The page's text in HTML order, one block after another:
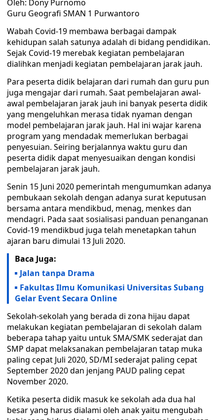
Oleh: Dony Purnomo
Guru Geografi SMAN 1 Purwantoro
Wabah Covid-19 membawa berbagai dampak
kehidupan salah satunya adalah di bidang pendidikan.
Sejak Covid-19 merebak kegiatan pembelajaran
dialihkan menjadi kegiatan pembelajaran jarak jauh.
Para peserta didik belajaran dari rumah dan guru pun
juga mengajar dari rumah. Saat pembelajaran awal-
awal pembelajaran jarak jauh ini banyak peserta didik
yang mengeluhkan merasa tidak nyaman dengan
model pembelajaran jarak jauh. Hal ini wajar karena
program yang mendadak memerlukan berbagai
penyesuian. Seiring berjalannya waktu guru dan
peserta didik dapat menyesuaikan dengan kondisi
pembelajaran jarak jauh.
Senin 15 Juni 2020 pemerintah mengumumkan adanya
pembukaan sekolah dengan adanya surat keputusan
bersama antara mendikbud, menag, menkes dan
mendagri. Pada saat sosialisasi panduan penanganan
Covid-19 mendikbud juga telah menetapkan tahun
ajaran baru dimulai 13 Juli 2020.
Baca Juga:
Jalan tanpa Drama
Fakultas Ilmu Komunikasi Universitas Subang
Gelar Event Secara Online
Sekolah-sekolah yang berada di zona hijau dapat
melakukan kegiatan pembelajaran di sekolah dalam
beberapa tahap yaitu untuk SMA/SMK sederajat dan
SMP dapat melaksanakan pembelajaran tatap muka
paling cepat Juli 2020, SD/MI sederajat paling cepat
September 2020 dan jenjang PAUD paling cepat
November 2020.
Ketika peserta didik masuk ke sekolah ada dua hal
besar yang harus dialami oleh anak yaitu mengubah